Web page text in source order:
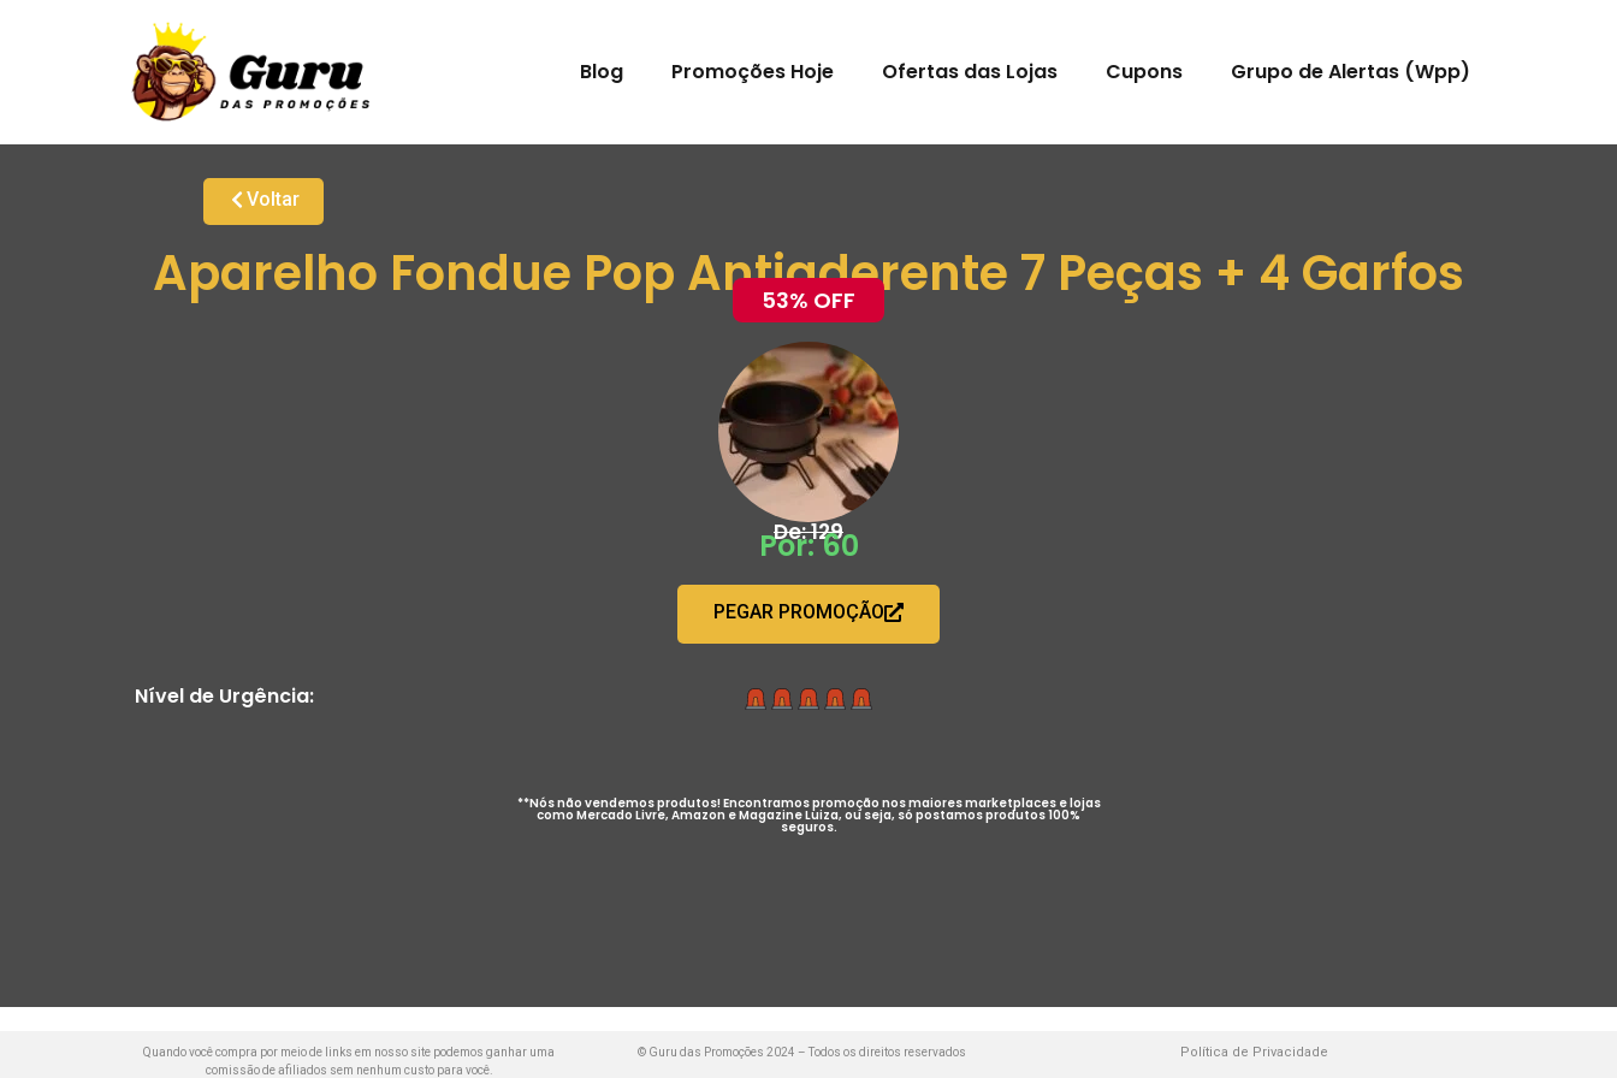
Blog Promoções Hoje Ofertas das Lojas Cupons Grupo de Alertas (Wpp)
Voltar
Aparelho Fondue Pop Antiaderente 7 Peças + 4 Garfos
53% OFF
De: 129
Por: 60
PEGAR PROMOÇÃO
Nível de Urgência:
**Nós não vendemos produtos! Encontramos promoção nos maiores marketplaces e lojas
como Mercado Livre, Amazon e Magazine Luiza, ou seja, só postamos produtos 100%
seguros.
Quando você compra por meio de links em nosso site podemos ganhar uma
comissão de afiliados sem nenhum custo para você.
© Guru das Promoções 2024 – Todos os direitos reservados Política de Privacidade